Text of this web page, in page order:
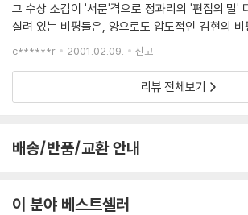
그 수상 소감이 '서문'격으로 정과리의 '편집의 말'
실려 있는 비평들은, 양으로도 압도적인 김현의
가 간추린, 기준이야 어떤 건지 모르겠지만, 아마도
c******r 2001.02.09. 신고
리뷰 전체보기
배송/반품/교환 안내
이 분야 베스트셀러